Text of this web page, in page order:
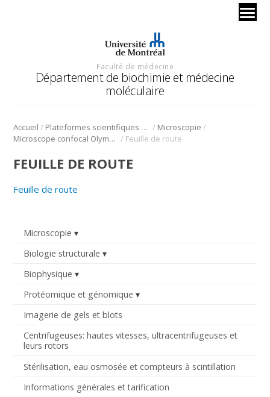
Faculté de médecine
Département de biochimie et médecine
moléculaire
Accueil / Plateformes scientifiques BMM / Microscopie /
Microscope confocal Olympus Fluoview FV300 / Feuille de route
Microscopie
Biologie structurale
Biophysique
Protéomique et génomique
Imagerie de gels et blots
Centrifugeuses: hautes vitesses, ultracentrifugeuses et
leurs rotors
Stérilisation, eau osmosée et compteurs à scintillation
Informations générales et tarification
FEUILLE DE ROUTE
Feuille de route